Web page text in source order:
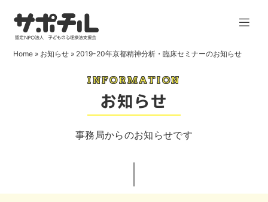
Home » お知らせ » 2019-20年京都精神分析・臨床セミナーのお知らせ
お知らせ
INFORMATION
事務局からのお知らせです